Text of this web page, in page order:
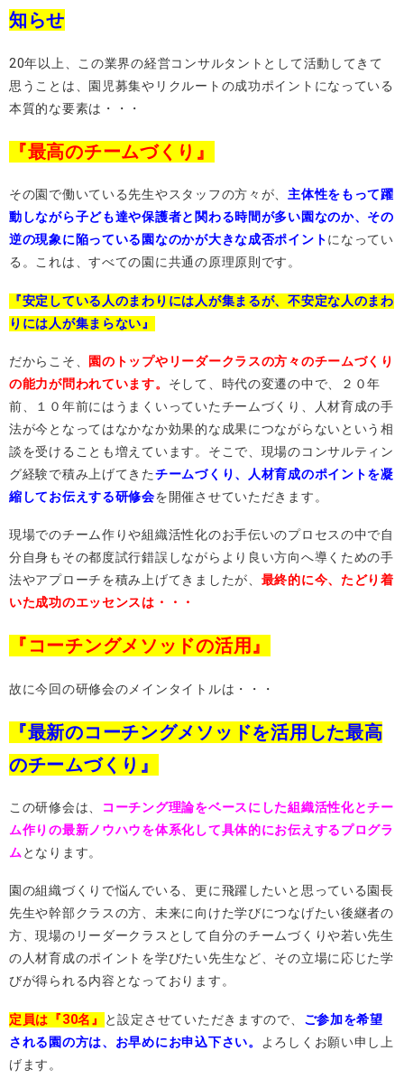
知らせ
20年以上、この業界の経営コンサルタントとして活動してきて
思うことは、園児募集やリクルートの成功ポイントになっている
本質的な要素は・・・
『最高のチームづくり』
その園で働いている先生やスタッフの方々が、主体性をもって躍
動しながら子ども達や保護者と関わる時間が多い園なのか、その
逆の現象に陥っている園なのかが大きな成否ポイントになってい
る。これは、すべての園に共通の原理原則です。
『安定している人のまわりには人が集まるが、不安定な人のまわ
りには人が集まらない』
だからこそ、 園のトップやリーダークラスの方々のチームづくり
の能力が問われています。 そして、時代の変遷の中で、２０年
前、１０年前にはうまくいっていたチームづくり、人材育成の手
法が今となってはなかなか効果的な成果につながらないという相
談を受けることも増えています。そこで、現場のコンサルティン
グ経験で積み上げてきたチームづくり、人材育成のポイントを凝
縮してお伝えする研修会を開催させていただきます。
現場でのチーム作りや組織活性化のお手伝いのプロセスの中で自
分自身もその都度試行錯誤しながらより良い方向へ導くための手
法やアプローチを積み上げてきましたが、 最終的に今、たどり着
いた成功のエッセンスは・・・
『コーチングメソッドの活用』
故に今回の研修会のメインタイトルは・・・
『最新のコーチングメソッドを活用した最高
のチームづくり』
この研修会は、
コーチング理論をベースにした組織活性化とチー
ム作りの最新ノウハウを体系化して具体的にお伝えするプログラ
ムとなります。
園の組織づくりで悩んでいる、更に飛躍したいと思っている園長
先生や幹部クラスの方、未来に向けた学びにつなげたい後継者の
方、現場のリーダークラスとして自分のチームづくりや若い先生
の人材育成のポイントを学びたい先生など、その立場に応じた学
びが得られる内容となっております。
定員は『30名』 と設定させていただきますので、 ご参加を希望
される園の方は、お早めにお申込下さい。 よろしくお願い申し上
げます。